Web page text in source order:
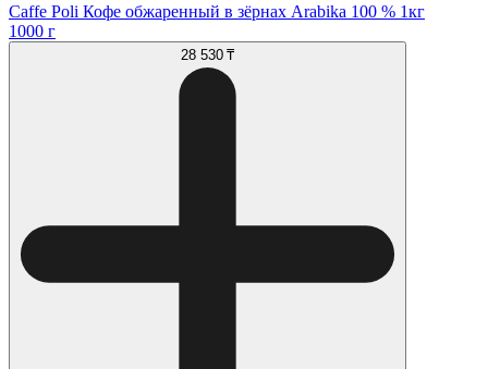
Caffe Poli Кофе обжаренный в зёрнах Arabika 100 % 1кг
1000 г
28 530 ₸